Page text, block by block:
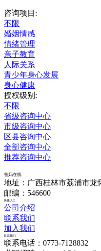
咨询项目:
不限
婚姻情感
情绪管理
亲子教育
人际关系
青少年身心发展
身心健康
授权级别:
不限
省级咨询中心
市级咨询中心
区县咨询中心
全部咨询中心
推荐咨询中心
爸妈在线
地址：广西桂林市荔浦市龙
邮编：546600
快捷入口
公司介绍
联系我们
加入我们
联系我们
联系电话：0773-7128832